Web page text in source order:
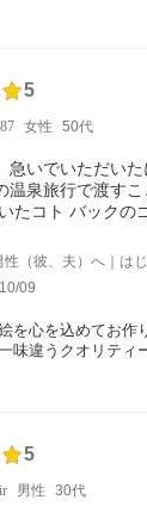
5
女性 50代
急いでいただい
温泉旅行で渡すこ
たコト バックの
上がりサイコー
性（彼、夫）へ｜は
09
を心を込めてお作
味違うクオリテ
5
男性 30代